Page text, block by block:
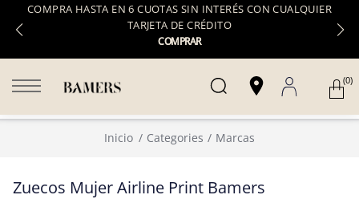
COMPRA HASTA EN 6 CUOTAS SIN INTERÉS CON CUALQUIER
TARJETA DE CRÉDITO
COMPRAR
(0)
Inicio Categories Marcas
Zuecos Mujer Airline Print Bamers